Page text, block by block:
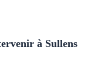
à Sullens